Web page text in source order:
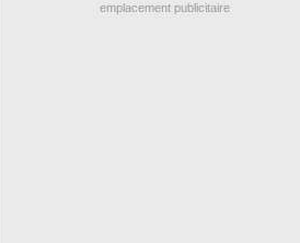
: Naples vise Gabriel Jesus
emplacement publicitaire